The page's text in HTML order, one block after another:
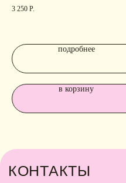
3 250 Р.
подробнее
в корзину